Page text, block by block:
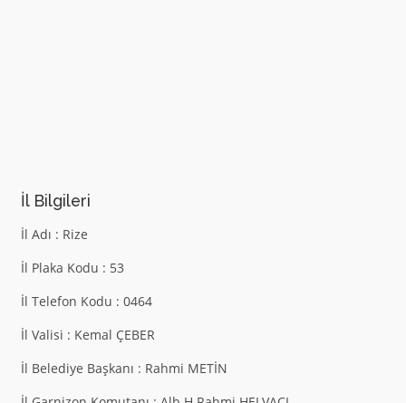
İl Bilgileri
İl Adı : Rize
İl Plaka Kodu : 53
İl Telefon Kodu : 0464
İl Valisi : Kemal ÇEBER
İl Belediye Başkanı : Rahmi METİN